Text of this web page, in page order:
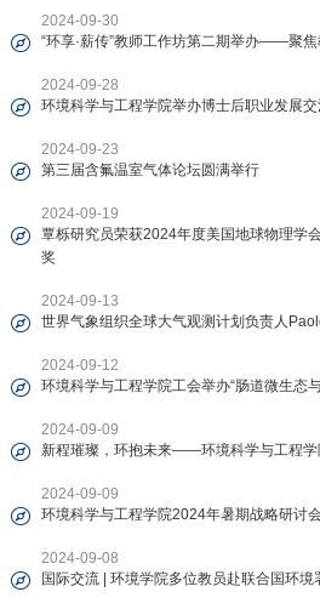
2024-09-30
“环享·薪传”教师工作坊第二期举办——聚焦
2024-09-28
环境科学与工程学院举办博士后职业发展
2024-09-23
第三届含氟温室气体论坛圆满举行
2024-09-19
覃栎研究员荣获2024年度美国地球物理学
奖
2024-09-13
世界气象组织全球大气观测计划负责人
2024-09-12
环境科学与工程学院工会举办“肠道微生态
2024-09-09
新程璀璨，环抱未来——环境科学与工程学
2024-09-09
环境科学与工程学院2024年暑期战略研讨
2024-09-08
国际交流 | 环境学院多位教员赴联合国环